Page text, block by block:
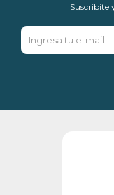
¡Suscribite